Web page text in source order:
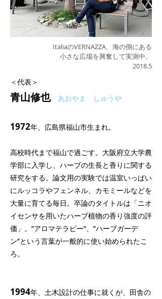
ItaliaのVERNAZZA、海の側にある
小さな広場を興奮して実測中。
2018.5
＜代表＞
青山修也 あおやま しゅうや
1972年、広島県福山市生まれ。
高校時代まで福山で過ごす。大阪府立大学農
学部に入学し、ハーブの生長と香りに関する
研究をする。論文用の実験では温室いっぱい
にルッコラやフェンネル、カモミールなどを
大量に育てる毎日。卒論のタイトルは 「ニオ
イセンサを用いたハーブ植物の香り強度の評
価」 。”アロマテラピー”、”ハーブガーデ
ン”という言葉が一般的に使い始められたこ
ろ。
1994年、土木設計の仕事に就くが、田舎の